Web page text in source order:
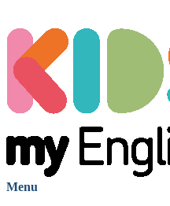
Menu